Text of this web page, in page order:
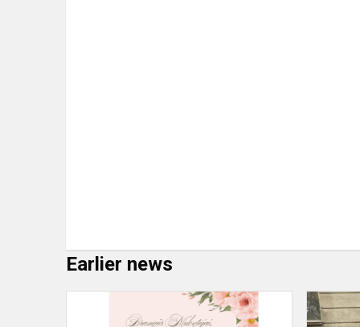
Earlier news
Gimnazijos
direktorės